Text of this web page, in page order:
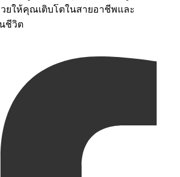
ยให้คุณเติบโตในสายอาชีพและ
ชีวิต